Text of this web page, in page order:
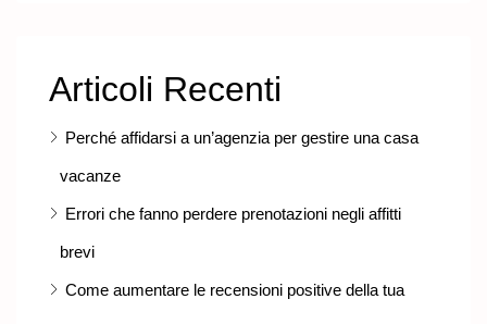
Articoli Recenti
Perché affidarsi a un’agenzia per gestire una casa
vacanze
Errori che fanno perdere prenotazioni negli affitti
brevi
Come aumentare le recensioni positive della tua